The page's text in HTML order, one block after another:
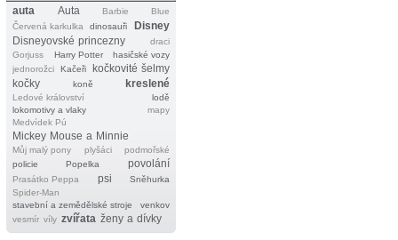
auta Auta Barbie
Blue
Červená karkulka
dinosauři
Disney
Disneyovské princezny
draci
Gorjuss
Harry Potter
hasičské vozy
jednorožci
Kačeři
kočkovité šelmy
kočky
koně kreslené
Ledové království
lodě
lokomotivy a vlaky
mapy
Medvídek Pú
Mickey Mouse a Minnie
Můj malý pony plyšáci
podmořské
policie
Popelka povolání
Prasátko Peppa psi
Sněhurka
Spider‐Man
stavební a zemědělské stroje
venkov
vesmír víly zvířata ženy a dívky